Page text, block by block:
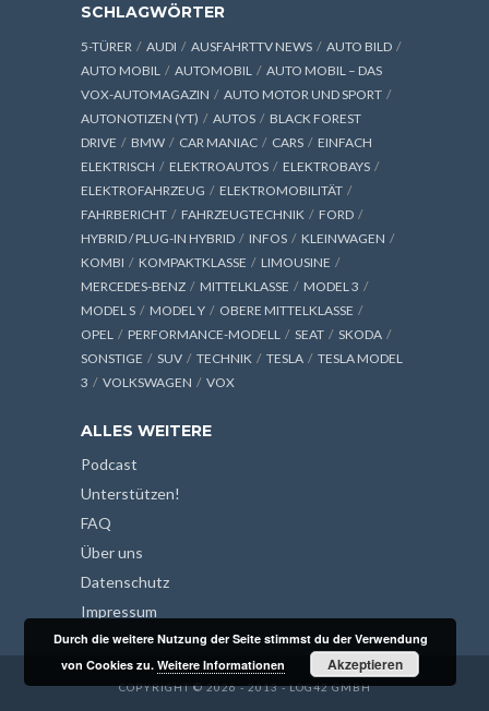
SCHLAGWÖRTER
5-TÜRER AUDI AUSFAHRTTV NEWS
AUTO BILD
AUTO MOBIL
AUTOMOBIL
AUTO MOBIL – DAS
VOX-AUTOMAGAZIN
AUTO MOTOR UND SPORT
AUTONOTIZEN (YT)
AUTOS
BLACK FOREST
DRIVE
BMW CAR MANIAC CARS
EINFACH
ELEKTRISCH
ELEKTROAUTOS
ELEKTROBAYS
ELEKTROFAHRZEUG
ELEKTROMOBILITÄT
FAHRBERICHT
FAHRZEUGTECHNIK
FORD
HYBRID / PLUG-IN HYBRID
INFOS
KLEINWAGEN
KOMBI
KOMPAKTKLASSE
LIMOUSINE
MERCEDES-BENZ
MITTELKLASSE
MODEL 3
MODEL S
MODEL Y
OBERE MITTELKLASSE
OPEL
PERFORMANCE-MODELL SEAT
SKODA
SONSTIGE
SUV TECHNIK TESLA
TESLA MODEL
3
VOLKSWAGEN VOX
ALLES WEITERE
Podcast
Unterstützen!
FAQ
Über uns
Datenschutz
Impressum
COPYRIGHT © 2026 - 2013 - LOG42 GMBH
Durch die weitere Nutzung der Seite stimmst du der Verwendung
von Cookies zu.Weitere Informationen Akzeptieren